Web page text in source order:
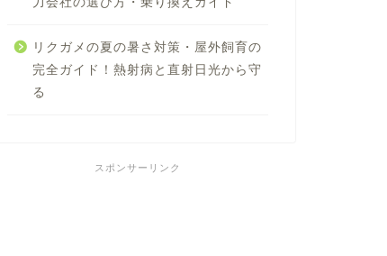
リクガメの夏の暑さ対策・屋外飼育の
完全ガイド！熱射病と直射日光から守
る
スポンサーリンク